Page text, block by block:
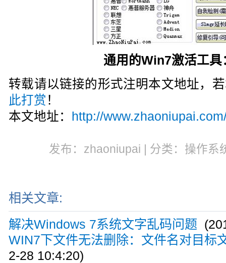
通用的Win7激活工具
转载请以链接的形式注明本文地址，
此打赏 ！
本文地址：
http://
发布：zhaoniupai | 分类：操作系
相关文章:
解决Windows 7系统文字乱码问题
WIN7下文件无法删除：文件名对目标
2-28 10:4:20)